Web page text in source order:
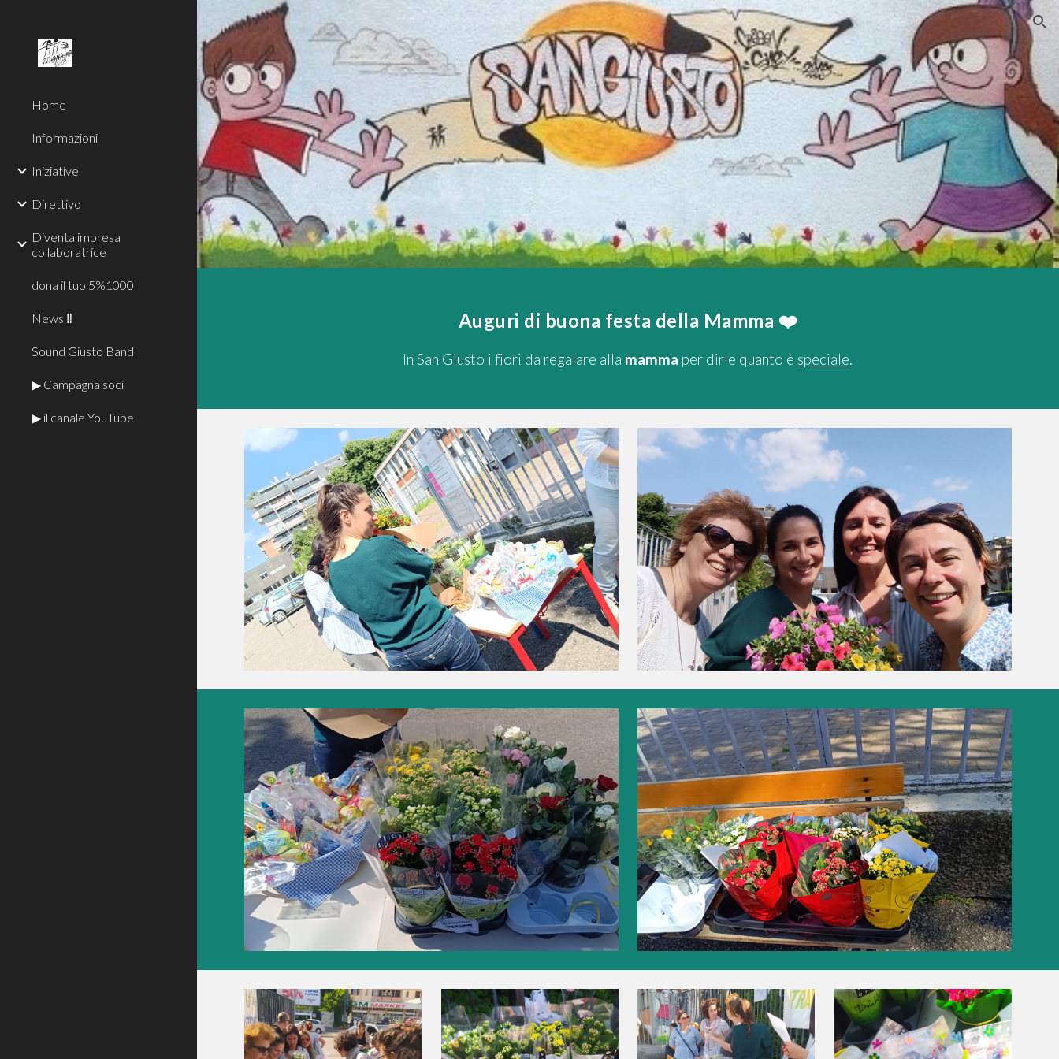
Skip to main content Skip to navigation
Home
Informazioni
Iniziative
Direttivo
Diventa impresa
collaboratrice
dona il tuo 5%1000
News ‼
Sound Giusto Band
▶ Campagna soci
▶ il canale YouTube
Auguri di buona festa della Mamma ❤️
In San Giusto i fiori da regalare alla mamma per dirle quanto è speciale.